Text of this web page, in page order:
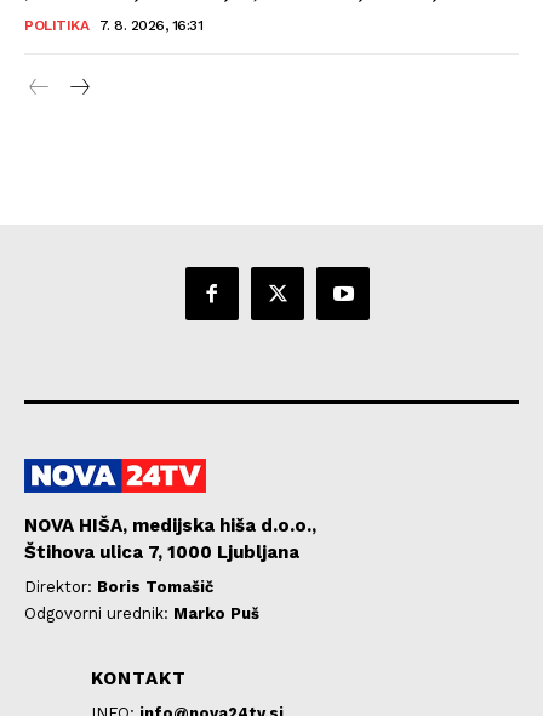
POLITIKA 7. 8. 2026, 16:31
NOVA HIŠA, medijska hiša d.o.o.,
Štihova ulica 7, 1000 Ljubljana
Direktor: Boris Tomašič
Odgovorni urednik: Marko Puš
KONTAKT